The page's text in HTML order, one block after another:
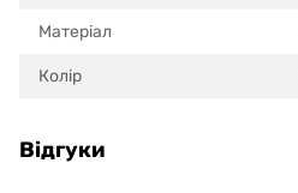
Матеріал
Колір
Відгуки